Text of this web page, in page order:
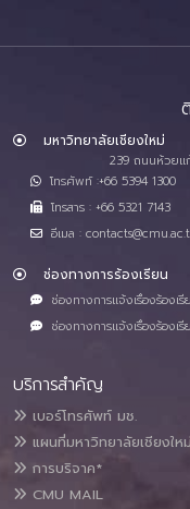
มหาวิทยาลัยเชียงใหม่
239 ถนนห้วยแ
โทรศัพท์ :+66 5394 1300
โทรสาร : +66 5321 7143
อีเมล :
ช่องทางการร้องเรียน
ช่องทางการแจ้งเรื่องร้อง
ช่องทางการแจ้งเรื่องร้อง
บริการสำคัญ
เบอร์โทรศัพท์ มช.
แผนที่มหาวิทยาลัยเชียงให
การบริจาค*
CMU MAIL